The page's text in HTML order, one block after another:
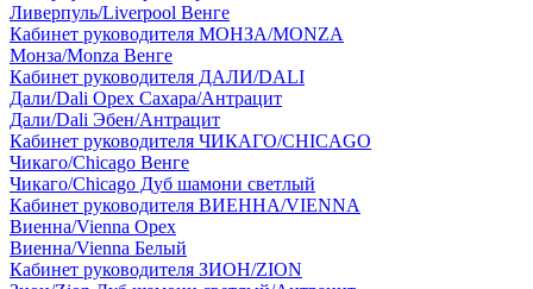
Ливерпуль/Liverpool Венге
Кабинет руководителя МОНЗА/MONZA
Монза/Monza Венге
Кабинет руководителя ДАЛИ/DALI
Дали/Dali Орех Cахара/Антрацит
Дали/Dali Эбен/Антрацит
Кабинет руководителя ЧИКАГО/CHICAGO
Чикаго/Chicago Венге
Чикаго/Chicago Дуб шамони светлый
Кабинет руководителя ВИЕННА/VIENNA
Виенна/Vienna Орех
Виенна/Vienna Белый
Кабинет руководителя ЗИОН/ZION